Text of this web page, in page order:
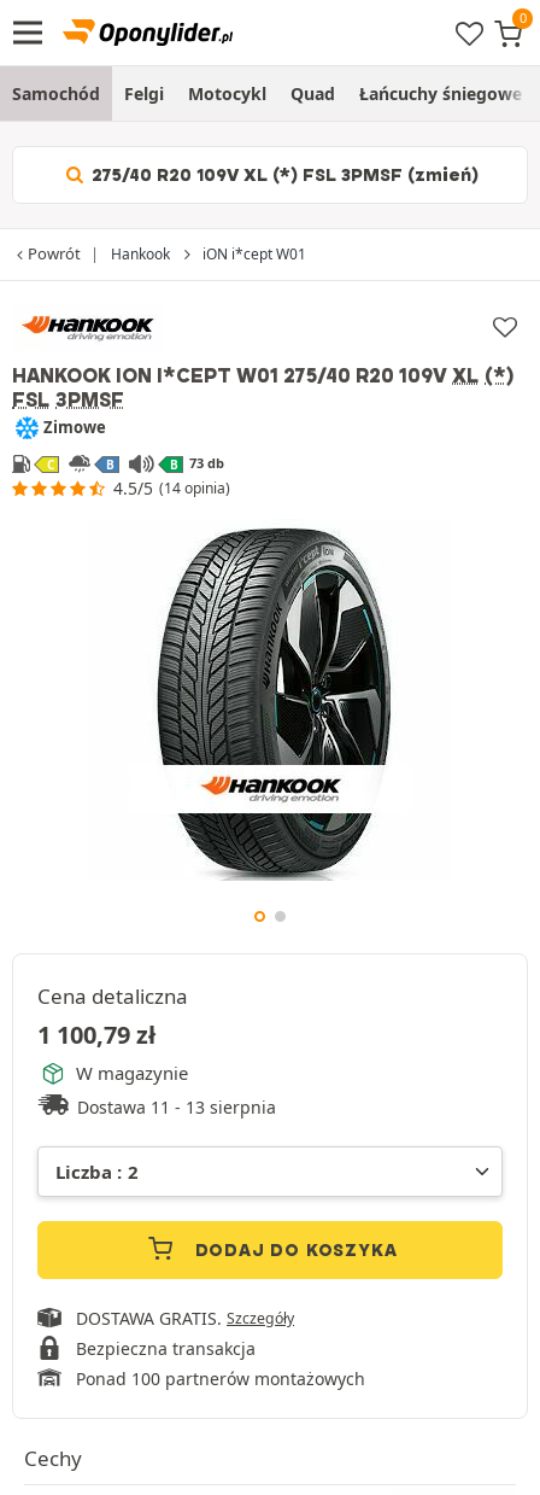
Samochód Felgi Motocykl Quad Łańcuchy śniegowe
275/40 R20 109V XL (*) FSL 3PMSF (zmień)
Powrót Hankook iON i*cept W01
HANKOOK ION I*CEPT W01 275/40 R20 109V XL (*)
FSL 3PMSF
Zimowe
C B B 73 db
4.5/5 (14 opinia)
Cena detaliczna
1 100,79zł
W magazynie
Dostawa 11 - 13 sierpnia
DODAJ DO KOSZYKA
DOSTAWA GRATIS. Szczegóły
Bezpieczna transakcja
Ponad 100 partnerów montażowych
Cechy